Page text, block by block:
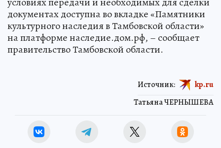
документах доступна во вкладке «Памятники
культурного наследия в Тамбовской области»
на платформе наследие.дом.рф, – сообщает
правительство Тамбовской области.
Татьяна ЧЕРНЫШЕВА
Источник: kp.ru